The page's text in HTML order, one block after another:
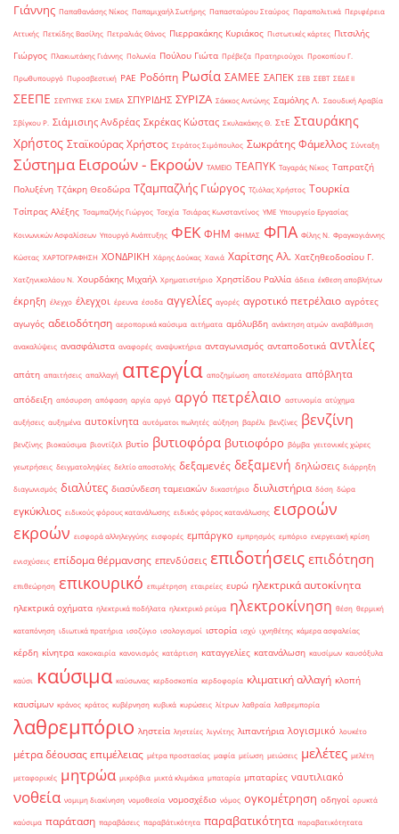
Γιάννης Παπαθανάσης Νίκος Παπαμιχαήλ Σωτήρης Παπασταύρου Σταύρος Παραπολιτικά Περιφέρεια
Αττικής Πετκίδης Βασίλης Πετραλιάς Θάνος Πιερρακάκης Κυριάκος Πιστωτικές κάρτες Πιτσιλής
Γιώργος Πλακιωτάκης Γιάννης Πολωνία Πούλου Γιώτα Πρέβεζα Πρατηριούχοι Προκοπίου Γ.
Πρωθυπουργό Πυροσβεστική ΡΑΕ Ροδόπη Ρωσία ΣΑΜΕΕ ΣΑΠΕΚ ΣΕΒ ΣΕΒΤ ΣΕΔΕ ΙΙ
ΣΕΕΠΕ ΣΕΥΠΥΚΕ ΣΚΑΙ ΣΜΕΑ ΣΠΥΡΙΔΗΣ ΣΥΡΙΖΑ Σάκκος Αντώνης Σαμόλης Λ. Σαουδική Αραβία
Σβίγκου Ρ. Σιάμισιης Ανδρέας Σκρέκας Κώστας Σκυλακάκης Θ. ΣτΕ Σταυράκης
Χρήστος Σταϊκούρας Χρήστος Στράτος Σιμόπουλος Σωκράτης Φάμελλος Σύνταξη
Σύστημα Εισροών - Εκροών ΤΑΜΕΙΟ ΤΕΑΠΥΚ Ταγαράς Νίκος Ταπρατζή
Πολυξένη Τζάκρη Θεοδώρα Τζαμπαζλής Γιώργος Τζιόλας Χρήστος Τουρκία
Τσίπρας Αλέξης Τσαμπαζλής Γιώργος Τσεχία Τσιάρας Κωνσταντίνος ΥΜΕ Υπουργείο Εργασίας
Κοινωνικών Ασφαλίσεων Υπουργό Ανάπτυξης ΦΕΚ ΦΗΜ ΦΗΜΑΣ ΦΠΑ Φίλης Ν. Φραγκογιάννης
Κώστας ΧΑΡΤΟΓΡΑΦΗΣΗ ΧΟΝΔΡΙΚΗ Χάρης Δούκας Χανιά Χαρίτσης Αλ. Χατζηθεοδοσίου Γ.
Χατζηνικολάου Ν. Χουρδάκης Μιχαήλ Χρηματιστήριο Χρηστίδου Ραλλία άδεια έκθεση αποβλήτων
έκρηξη έλεγχο έλεγχοι έρευνα έσοδα αγγελίες αγορές αγροτικό πετρέλαιο αγρότες
αγωγός αδειοδότηση αεροπορικά καύσιμα αιτήματα αμόλυβδη ανάκτηση ατμών αναβάθμιση
ανακαλύψεις ανασφάλιστα αναφορές αναψυκτήρια ανταγωνισμός ανταποδοτικά αντλίες
απάτη απαιτήσεις απαλλαγή απεργία αποζημίωση αποτελέσματα απόβλητα
απόδειξη απόσυρση απόφαση αργία αργό αργό πετρέλαιο αστυνομία ατύχημα
αυξήσεις αυξημένα αυτοκίνητα αυτόματοι πωλητές αύξηση βαρέλι βενζίνες βενζίνη
βενζίνης βιοκαύσιμα βιοντίζελ βυτίο βυτιοφόρα βυτιοφόρο βόμβα γειτονικές χώρες
γεωτρήσεις δειγματοληψίες δελτίο αποστολής δεξαμενές δεξαμενή δηλώσεις διάρρηξη
διαγωνισμός διαλύτες διασύνδεση ταμειακών δικαστήριο διυλιστήρια δόση δώρα
εγκύκλιος ειδικούς φόρους κατανάλωσης ειδικός φόρος κατανάλωσης εισροών
εκροών εισφορά αλληλεγγύης εισφορές εμπάργκο εμπρησμός εμπόριο ενεργειακή κρίση
ενισχύσεις επίδομα θέρμανσης επενδύσεις επιδοτήσεις επιδότηση
επιθεώρηση επικουρικό επιμέτρηση εταιρείες ευρώ ηλεκτρικά αυτοκίνητα
ηλεκτρικά οχήματα ηλεκτρικά ποδήλατα ηλεκτρικό ρεύμα ηλεκτροκίνηση θέση θερμική
καταπόνηση ιδιωτικά πρατήρια ισοζύγιο ισολογισμοί ιστορία ισχύ ιχνηθέτης κάμερα ασφαλείας
κέρδη κίνητρα κακοκαιρία κανονισμός κατάρτιση καταγγελίες κατανάλωση καυσίμων καυσόξυλα
καύσι καύσιμα καύσωνας κερδοσκοπία κερδοφορία κλιματική αλλαγή κλοπή
καυσίμων κράνος κράτος κυβέρνηση κυβικά κυρώσεις λίτρων λαθραία λαθρεμπορία
λαθρεμπόριο ληστεία ληστείες λιγνίτης λιπαντήρια λογισμικό λουκέτο
μέτρα δέουσας επιμέλειας μέτρα προστασίας μαφία μείωση μειώσεις μελέτες μελέτη
μεταφορικές μητρώα μικρόβια μικτά κλιμάκια μπαταρία μπαταρίες ναυτιλιακό
νοθεία νομιμη διακίνηση νομοθεσία νομοσχέδιο νόμος ογκομέτρηση οδηγοί ορυκτά
καύσιμα παράταση παραβάσεις παραβάτικότητα παραβατικότητα παραβατικότητατα